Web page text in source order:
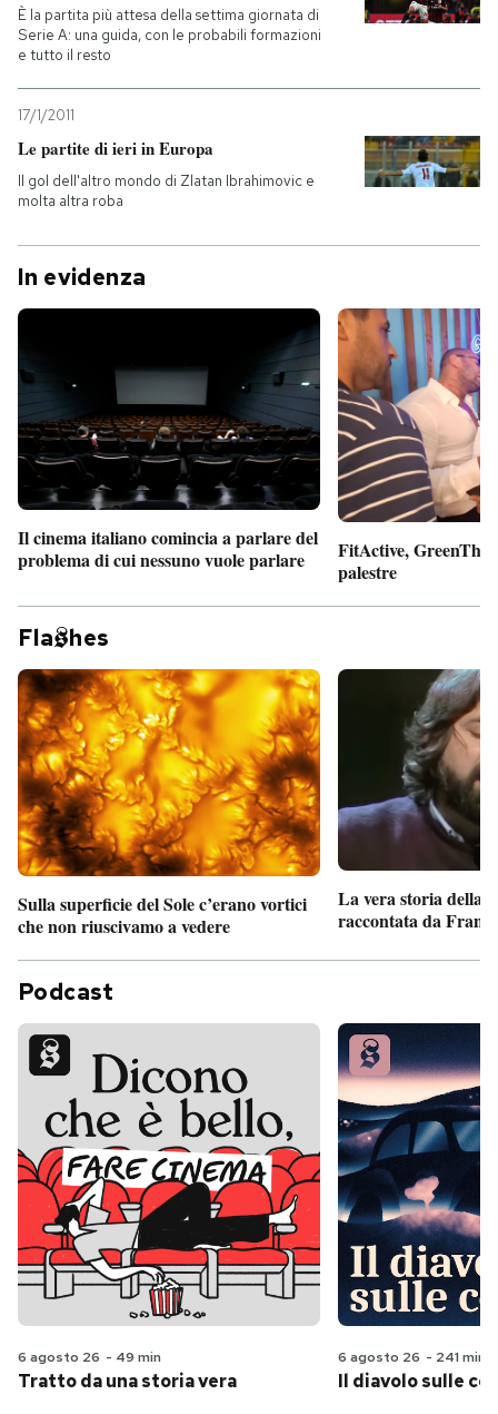
È la partita più attesa della settima giornata di
Serie A: una guida, con le probabili formazioni
e tutto il resto
17/1/2011
Le partite di ieri in Europa
Il gol dell'altro mondo di Zlatan Ibrahimovic e
molta altra roba
In evidenza
Il cinema italiano comincia a parlare del
problema di cui nessuno vuole parlare
FitActive,
palestre
Fla hes
Sulla superficie del Sole c’erano vortici
che non riuscivamo a vedere
La vera storia della
raccontata da
Podcast
6 agosto 26 - 49 min
Tratto da una storia vera
6 agosto 26 - 241 min
Il diavolo sulle